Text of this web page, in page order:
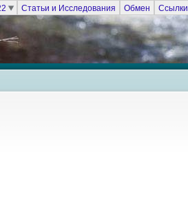
Статьи и Исследования Обмен Ссылки